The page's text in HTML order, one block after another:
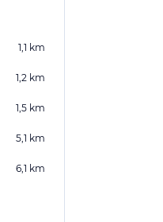
1,1 km
1,2 km
1,5 km
5,1 km
6,1 km